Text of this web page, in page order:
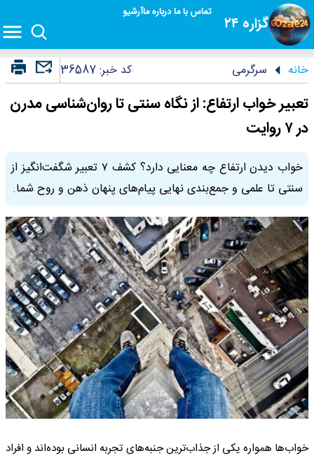
گزاره ۲۴
تماس با مادرباره ماآرشیو
خانه سرگرمی کد خبر:36587
تعبیر خواب ارتفاع: از نگاه سنتی تا روان‌شناسی مدرن
در ۷ روایت
خواب دیدن ارتفاع چه معنایی دارد؟ کشف ۷ تعبیر شگفت‌انگیز از
سنتی تا علمی و جمع‌بندی نهایی پیام‌های پنهان ذهن و روح شما.
خواب‌ها همواره یکی از جذاب‌ترین جنبه‌های تجربه انسانی بوده‌اند و افراد